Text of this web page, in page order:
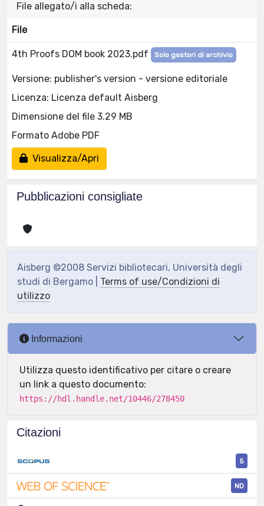
File allegato/i alla scheda:
File
4th Proofs DOM book 2023.pdf Solo gestori di archivio
Versione: publisher's version - versione editoriale
Licenza: Licenza default Aisberg
Dimensione del file 3.29 MB
Formato Adobe PDF
Visualizza/Apri
Pubblicazioni consigliate
Aisberg ©2008 Servizi bibliotecari, Università degli
studi di Bergamo | Terms of use/Condizioni di
utilizzo
Informazioni
Utilizza questo identificativo per citare o creare
un link a questo documento:
https://hdl.handle.net/10446/278450
Citazioni
5
ND